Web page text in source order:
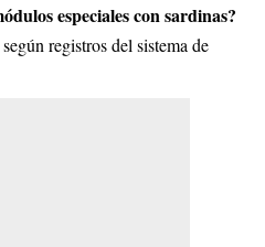
especiales con sardinas?
registros del sistema de